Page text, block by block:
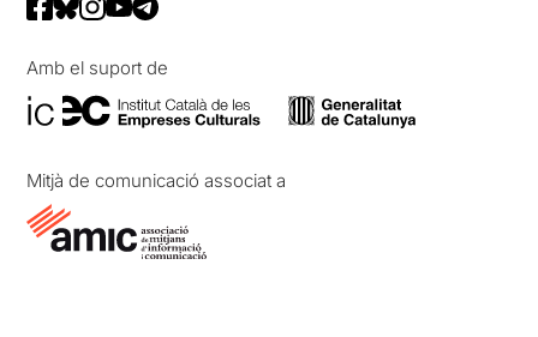
Amb el suport de
Mitjà de comunicació associat a